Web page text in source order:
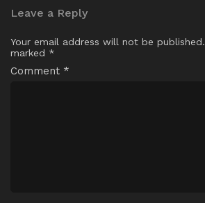
Leave a Reply
Your email address will not be published.
marked *
Comment *